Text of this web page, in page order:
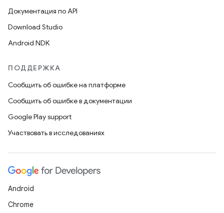
Документация по API
Download Studio
Android NDK
ПОДДЕРЖКА
Сообщить об ошибке на платформе
Сообщить об ошибке в документации
Google Play support
Участвовать в исследованиях
Android
Chrome